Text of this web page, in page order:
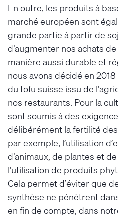
En outre, les produits à
marché européen sont
grande partie à partir de
d’augmenter nos achats
manière aussi durable et
nous avons décidé en
du tofu suisse issu de
nos restaurants. Pour la
sont soumis à des
délibérément la fertilité
par exemple, l’utilisation
d’animaux, de plantes et
l’utilisation de produits
Cela permet d’éviter que
synthèse ne pénètrent
en fin de compte, dans